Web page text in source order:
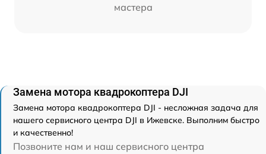
мастера
Замена мотора квадрокоптера DJI
Замена мотора квадрокоптера DJI - несложная задача для
нашего сервисного центра DJI в Ижевске. Выполним быстро
и качественно!
Позвоните нам и наш сервисного центра